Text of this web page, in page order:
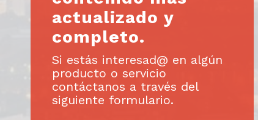
actualizado y
completo.
Si estás interesad@ en algún
producto o servicio
contáctanos a través del
siguiente formulario.